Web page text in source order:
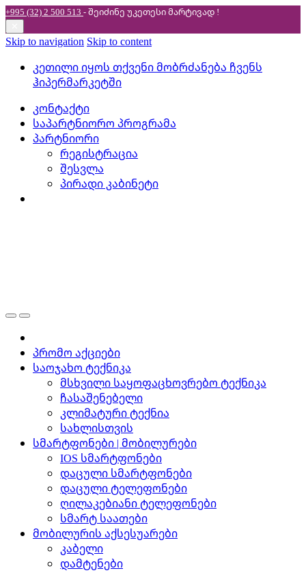
+995 (32) 2 500 513 - შეიძინე უკეთესიმარტივად !
Skip to navigation Skip to content
კეთილი იყოს თქვენი მობრძანება ჩვენს
ჰიპერმარკეტში
კონტაქტი
საპარტნიორო პროგრამა
პარტნიორი
რეგისტრაცია
შესვლა
პირადი კაბინეტი
პრომო აქციები
საოჯახო ტექნიკა
მსხვილი საყოფაცხოვრებო ტექნიკა
ჩასაშენებელი
კლიმატური ტექნია
სახლისთვის
სმარტფონები | მობილურები
IOS სმარტფონები
დაცული სმარტფონები
დაცული ტელეფონები
ღილაკებიანი ტელეფონები
სმარტ საათები
მობილურის აქსესუარები
კაბელი
დამტენები